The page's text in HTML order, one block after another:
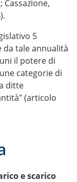
Cassazione,
5
da tale annualità
il potere di
categorie di
ditte
(articolo
e scarico